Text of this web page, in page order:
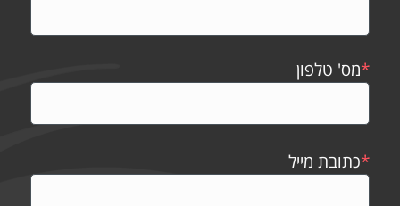
*מס' טלפון
*כתובת מייל